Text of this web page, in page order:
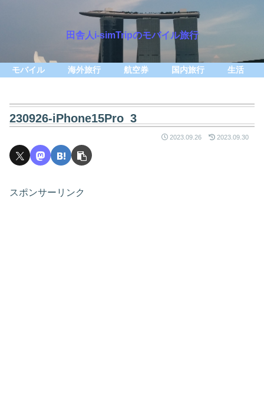
田舎人i-simTripのモバイル旅行
モバイル 海外旅行 航空券 国内旅行 生活
230926-iPhone15Pro_3
2023.09.26 2023.09.30
スポンサーリンク